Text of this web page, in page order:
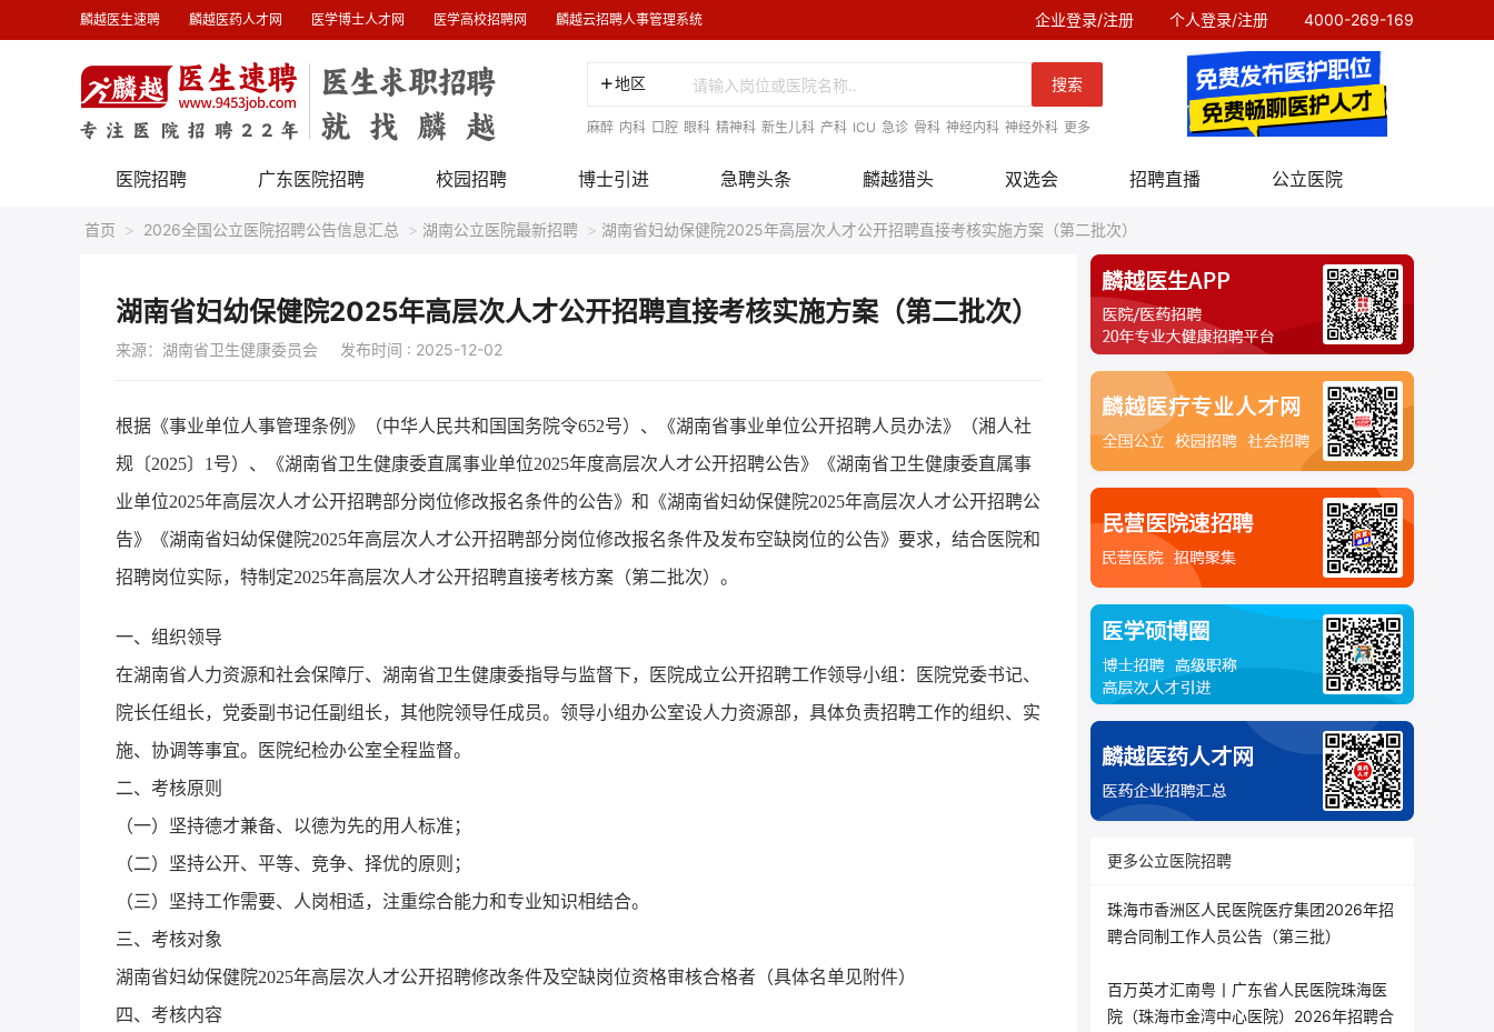
麟越医生速聘 麟越医药人才网 医学博士人才网 医学高校招聘网 麟越云招聘人事管理系统 企业登录/注册 个人登录/注册 4000-269-169
地区 搜索
麻醉 内科 口腔 眼科 精神科 新生儿科 产科 ICU 急诊 骨科 神经内科 神经外科 更多
医院招聘 广东医院招聘 校园招聘 博士引进 急聘头条 麟越猎头 双选会 招聘直播 公立医院
首页 > 2026全国公立医院招聘公告信息汇总 > 湖南公立医院最新招聘 > 湖南省妇幼保健院2025年高层次人才公开招聘直接考核实施方案（第二批次）
湖南省妇幼保健院2025年高层次人才公开招聘直接考核实施方案（第二批次）
来源：湖南省卫生健康委员会 发布时间 : 2025-12-02
根据《事业单位人事管理条例》（中华人民共和国国务院令652号）、《湖南省事业单位公开招聘人员办法》（湘人社
规〔2025〕1号）、《湖南省卫生健康委直属事业单位2025年度高层次人才公开招聘公告》《湖南省卫生健康委直属事
业单位2025年高层次人才公开招聘部分岗位修改报名条件的公告》和《湖南省妇幼保健院2025年高层次人才公开招聘公
告》《湖南省妇幼保健院2025年高层次人才公开招聘部分岗位修改报名条件及发布空缺岗位的公告》要求，结合医院和
招聘岗位实际，特制定2025年高层次人才公开招聘直接考核方案（第二批次）。
一、组织领导
在湖南省人力资源和社会保障厅、湖南省卫生健康委指导与监督下，医院成立公开招聘工作领导小组：医院党委书记、
院长任组长，党委副书记任副组长，其他院领导任成员。领导小组办公室设人力资源部，具体负责招聘工作的组织、实
施、协调等事宜。医院纪检办公室全程监督。
二、考核原则
（一）坚持德才兼备、以德为先的用人标准；
（二）坚持公开、平等、竞争、择优的原则；
（三）坚持工作需要、人岗相适，注重综合能力和专业知识相结合。
三、考核对象
湖南省妇幼保健院2025年高层次人才公开招聘修改条件及空缺岗位资格审核合格者（具体名单见附件）
四、考核内容
更多公立医院招聘
珠海市香洲区人民医院医疗集团2026年招
聘合同制工作人员公告（第三批）
百万英才汇南粤丨广东省人民医院珠海医
院（珠海市金湾中心医院）2026年招聘合